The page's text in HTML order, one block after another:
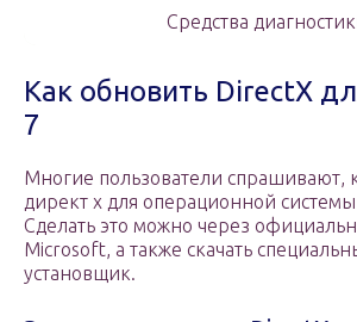
Средства
Как обновить DirectX
7
Многие пользователи спрашивают,
директ х для операционной
Сделать это можно через
Microsoft, а также скачать
установщик.